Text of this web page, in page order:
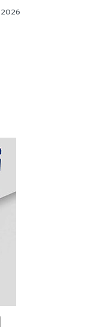
Liter Air Bersih